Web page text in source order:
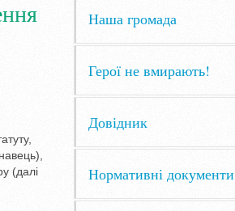
(далі
Наша громада
Герої не вмирають!
Довідник
Нормативні документи